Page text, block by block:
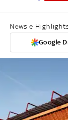
News e
Google